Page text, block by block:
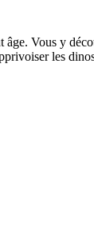
Vous y
les